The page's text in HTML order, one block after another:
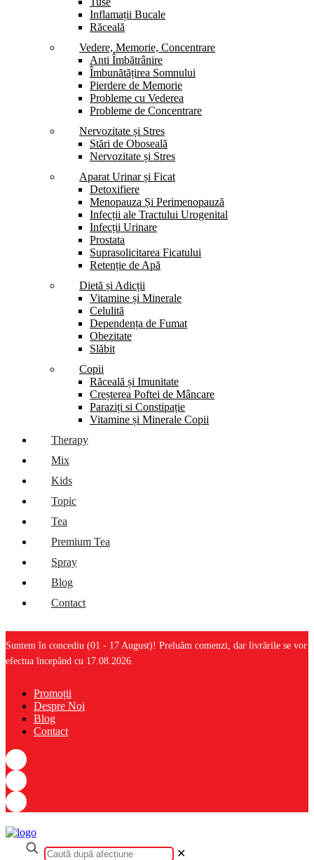
Inflamații Bucale
Răceală
Vedere, Memorie, Concentrare
Anti Îmbătrânire
Îmbunătățirea Somnului
Pierdere de Memorie
Probleme cu Vederea
Probleme de Concentrare
Nervozitate și Stres
Stări de Oboseală
Nervozitate și Stres
Aparat Urinar și Ficat
Detoxifiere
Menopauza Și Perimenopauză
Infecții ale Tractului Urogenital
Infecții Urinare
Prostata
Suprasolicitarea Ficatului
Retenție de Apă
Dietă și Adicții
Vitamine și Minerale
Celulită
Dependența de Fumat
Obezitate
Slăbit
Copii
Răceală și Imunitate
Creșterea Poftei de Mâncare
Paraziți si Constipație
Vitamine și Minerale Copii
Therapy
Mix
Kids
Topic
Tea
Premium Tea
Spray
Blog
Contact
Suntem în concediu (01 - 17 August)! Preluăm comenzi, dar livrările se vor
efectua începând cu 17.08.2026.
Promoții
Despre Noi
Blog
Contact
✕